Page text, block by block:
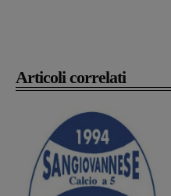
Articoli correlati